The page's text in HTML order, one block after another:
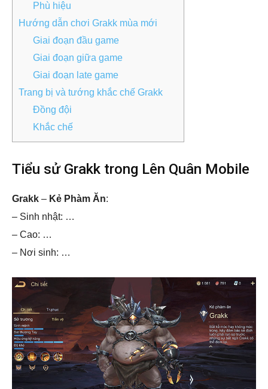
Phù hiệu
Hướng dẫn chơi Grakk mùa mới
Giai đoạn đầu game
Giai đoạn giữa game
Giai đoạn late game
Trang bị và tướng khắc chế Grakk
Đồng đội
Khắc chế
Tiểu sử Grakk trong Lên Quân Mobile
Grakk – Kẻ Phàm Ăn:
– Sinh nhật: …
– Cao: …
– Nơi sinh: …